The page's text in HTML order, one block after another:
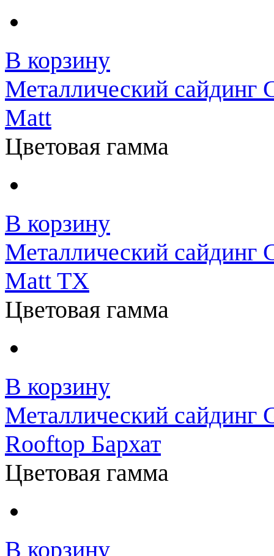
В корзину
Металлический сайдинг
Matt
Цветовая гамма
В корзину
Металлический сайдинг
Matt TX
Цветовая гамма
В корзину
Металлический сайдинг
Rooftop Бархат
Цветовая гамма
В корзину